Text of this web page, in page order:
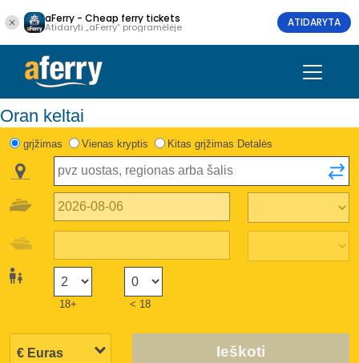
aFerry - Cheap ferry tickets
Atidaryti „aFerry“ programėlėje ATIDARYTA
Oran keltai
grįžimas Vienas kryptis Kitas grįžimas Detalės
18+ < 18
Ieškoti